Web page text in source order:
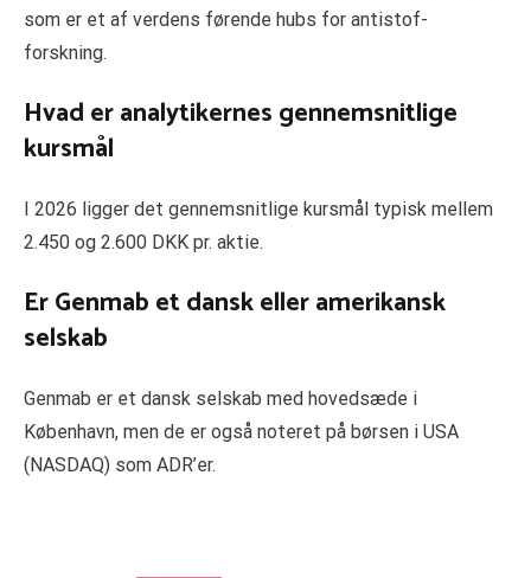
som er et af verdens førende hubs for antistof-
forskning.
Hvad er analytikernes gennemsnitlige
kursmål
I 2026 ligger det gennemsnitlige kursmål typisk mellem
2.450 og 2.600 DKK pr. aktie.
Er Genmab et dansk eller amerikansk
selskab
Genmab er et dansk selskab med hovedsæde i
København, men de er også noteret på børsen i USA
(NASDAQ) som ADR’er.